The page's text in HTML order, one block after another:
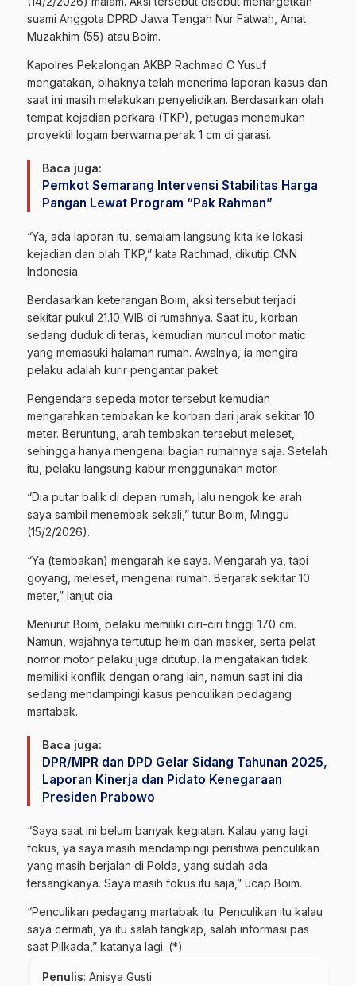
suami Anggota DPRD Jawa Tengah Nur Fatwah, Amat
Muzakhim (55) atau Boim.
Kapolres Pekalongan AKBP Rachmad C Yusuf
mengatakan, pihaknya telah menerima laporan kasus dan
saat ini masih melakukan penyelidikan. Berdasarkan olah
tempat kejadian perkara (TKP), petugas menemukan
proyektil logam berwarna perak 1 cm di garasi.
Baca juga:
Pemkot Semarang Intervensi Stabilitas Harga
Pangan Lewat Program “Pak Rahman”
“Ya, ada laporan itu, semalam langsung kita ke lokasi
kejadian dan olah TKP,” kata Rachmad, dikutip CNN
Indonesia.
Berdasarkan keterangan Boim, aksi tersebut terjadi
sekitar pukul 21.10 WIB di rumahnya. Saat itu, korban
sedang duduk di teras, kemudian muncul motor matic
yang memasuki halaman rumah. Awalnya, ia mengira
pelaku adalah kurir pengantar paket.
Pengendara sepeda motor tersebut kemudian
mengarahkan tembakan ke korban dari jarak sekitar 10
meter. Beruntung, arah tembakan tersebut meleset,
sehingga hanya mengenai bagian rumahnya saja. Setelah
itu, pelaku langsung kabur menggunakan motor.
“Dia putar balik di depan rumah, lalu nengok ke arah
saya sambil menembak sekali,” tutur Boim, Minggu
(15/2/2026).
“Ya (tembakan) mengarah ke saya. Mengarah ya, tapi
goyang, meleset, mengenai rumah. Berjarak sekitar 10
meter,” lanjut dia.
Menurut Boim, pelaku memiliki ciri-ciri tinggi 170 cm.
Namun, wajahnya tertutup helm dan masker, serta pelat
nomor motor pelaku juga ditutup. Ia mengatakan tidak
memiliki konflik dengan orang lain, namun saat ini dia
sedang mendampingi kasus penculikan pedagang
martabak.
Baca juga:
DPR/MPR dan DPD Gelar Sidang Tahunan 2025,
Laporan Kinerja dan Pidato Kenegaraan
Presiden Prabowo
“Saya saat ini belum banyak kegiatan. Kalau yang lagi
fokus, ya saya masih mendampingi peristiwa penculikan
yang masih berjalan di Polda, yang sudah ada
tersangkanya. Saya masih fokus itu saja,” ucap Boim.
“Penculikan pedagang martabak itu. Penculikan itu kalau
saya cermati, ya itu salah tangkap, salah informasi pas
saat Pilkada,” katanya lagi. (*)
Penulis: Anisya Gusti